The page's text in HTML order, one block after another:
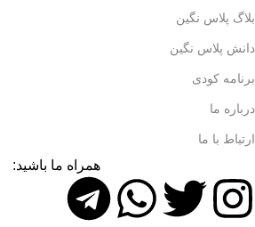
بلاگ پلاس نگین
دانش پلاس نگین
برنامه کودی
درباره ما
ارتباط با ما
همراه ما باشید: